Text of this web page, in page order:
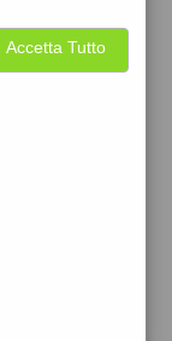
q8
Accetta Tutto